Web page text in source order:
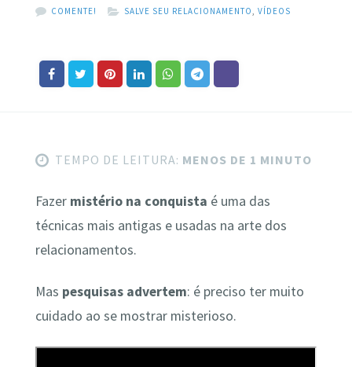
COMENTE!
SALVE SEU RELACIONAMENTO VÍDEOS
TEMPO DE LEITURA: MENOS DE 1 MINUTO
Fazer mistério na conquista é uma das
técnicas mais antigas e usadas na arte dos
relacionamentos.
Mas pesquisas advertem: é preciso ter muito
cuidado ao se mostrar misterioso.